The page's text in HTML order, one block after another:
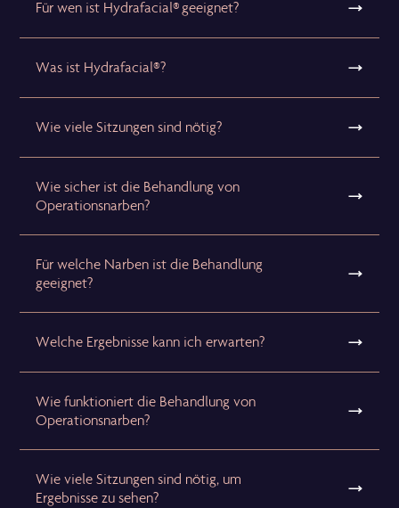
Für wen ist Hydrafacial® geeignet?
Was ist Hydrafacial®?
Wie viele Sitzungen sind nötig?
Wie sicher ist die Behandlung von
Operationsnarben?
Für welche Narben ist die Behandlung
geeignet?
Welche Ergebnisse kann ich erwarten?
Wie funktioniert die Behandlung von
Operationsnarben?
Wie viele Sitzungen sind nötig, um
Ergebnisse zu sehen?